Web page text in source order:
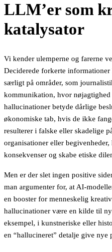
LLM’er som
katalysator
Vi kender ulemperne og farerne
Deciderede forkerte
særligt på områder, som
kommunikation, hvor
hallucinationer betyde dårlige
økonomiske tab, hvis de ikke
resulterer i falske eller skadelige
organisationer eller
konsekvenser og skabe etiske
Men er der slet ingen positive
man argumenter for, at AI-
en booster for menneskelig
hallucinationer være en kilde til
eksempel, i kunstneriske eller
en “hallucineret” detalje give nye